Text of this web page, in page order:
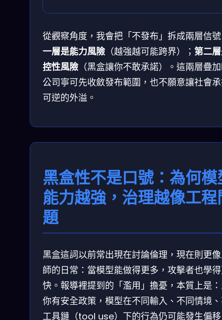
從觀察角度，我會把「不發布」拆成兩層信
一層是能力風險 （越強越可能跨界）； 第二
控性風險 （黑盒讓你不敢承諾）。這兩層疊
公司寧可先收斂發布範圍，也不願意讓社會
可逆的外溢。
黑盒性不是口號：為何模
能力越強，治理越像工程
題
黑盒這詞以前常出現在討論倫理，現在則更
師的日常：當模型能做得更多，攻擊者也學
快。報導裡提到的「濫用」擔憂，本質上是
你有安全政策，模型在不同輸入、不同情境
工具鏈（tool use）下的行為仍可能發生偏